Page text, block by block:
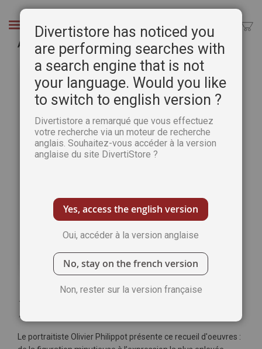
Chercher
Abîmes - Olivier Philippot
Passer
galerie
d’images
1
Ajoutez votre commentaire
Le portraitiste Olivier Philippot présente ce recueil d'oeuvres :
Divertistore has noticed you
are performing searches with
a search engine that is not
your language. Would you like
to switch to english version ?
Divertistore a remarqué que vous effectuez
votre recherche via un moteur de recherche
anglais. Souhaitez-vous accéder à la version
anglaise du site DivertiStore ?
Yes, access the english version
Oui, accéder à la version anglaise
No, stay on the french version
Non, rester sur la version française